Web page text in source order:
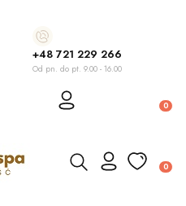
+48 721 229 266
Od pn. do pt. 9.00 - 16.00
Otwórz wyszukiwarkę